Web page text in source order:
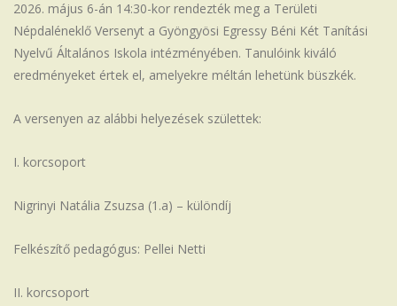
Iskola
2026. május 6-án 14:30-kor rendezték meg a Területi
Népdaléneklő Versenyt a Gyöngyösi Egressy Béni Két Tanítási
Nyelvű Általános Iskola intézményében. Tanulóink kiváló
eredményeket értek el, amelyekre méltán lehetünk büszkék.
A versenyen az alábbi helyezések születtek:
I. korcsoport
Nigrinyi Natália Zsuzsa (1.a) – különdíj
Felkészítő pedagógus: Pellei Netti
II. korcsoport